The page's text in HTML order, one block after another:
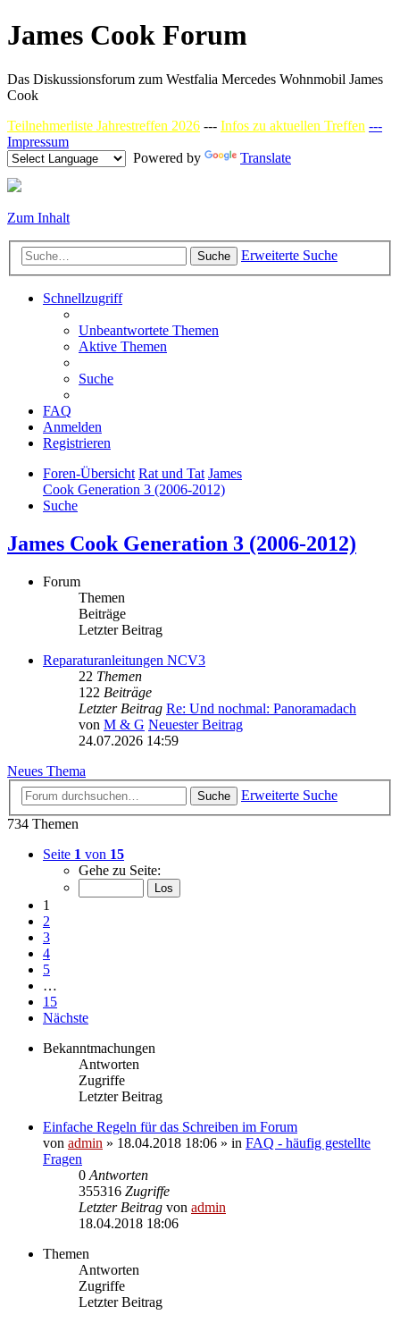
James Cook Forum
Das Diskussionsforum zum Westfalia Mercedes Wohnmobil James
Cook
Teilnehmerliste Jahrestreffen 2026 --- Infos zu aktuellen Treffen ---
Impressum
Powered by
Translate
Zum Inhalt
Suche Erweiterte Suche
Schnellzugriff
Unbeantwortete Themen
Aktive Themen
Suche
FAQ
Anmelden
Registrieren
Foren-Übersicht Rat und Tat James
Cook Generation 3 (2006-2012)
Suche
James Cook Generation 3 (2006-2012)
Forum
Themen
Beiträge
Letzter Beitrag
Reparaturanleitungen NCV3
22 Themen
122 Beiträge
Letzter Beitrag Re: Und nochmal: Panoramadach
von M & G Neuester Beitrag
24.07.2026 14:59
Neues Thema
Suche
Erweiterte Suche
734 Themen
Seite 1 von 15
Gehe zu Seite:
1
2
3
4
5
…
15
Nächste
Bekanntmachungen
Antworten
Zugriffe
Letzter Beitrag
Einfache Regeln für das Schreiben im Forum
von admin » 18.04.2018 18:06 » in FAQ - häufig gestellte
Fragen
0 Antworten
355316 Zugriffe
Letzter Beitrag von admin
18.04.2018 18:06
Themen
Antworten
Zugriffe
Letzter Beitrag